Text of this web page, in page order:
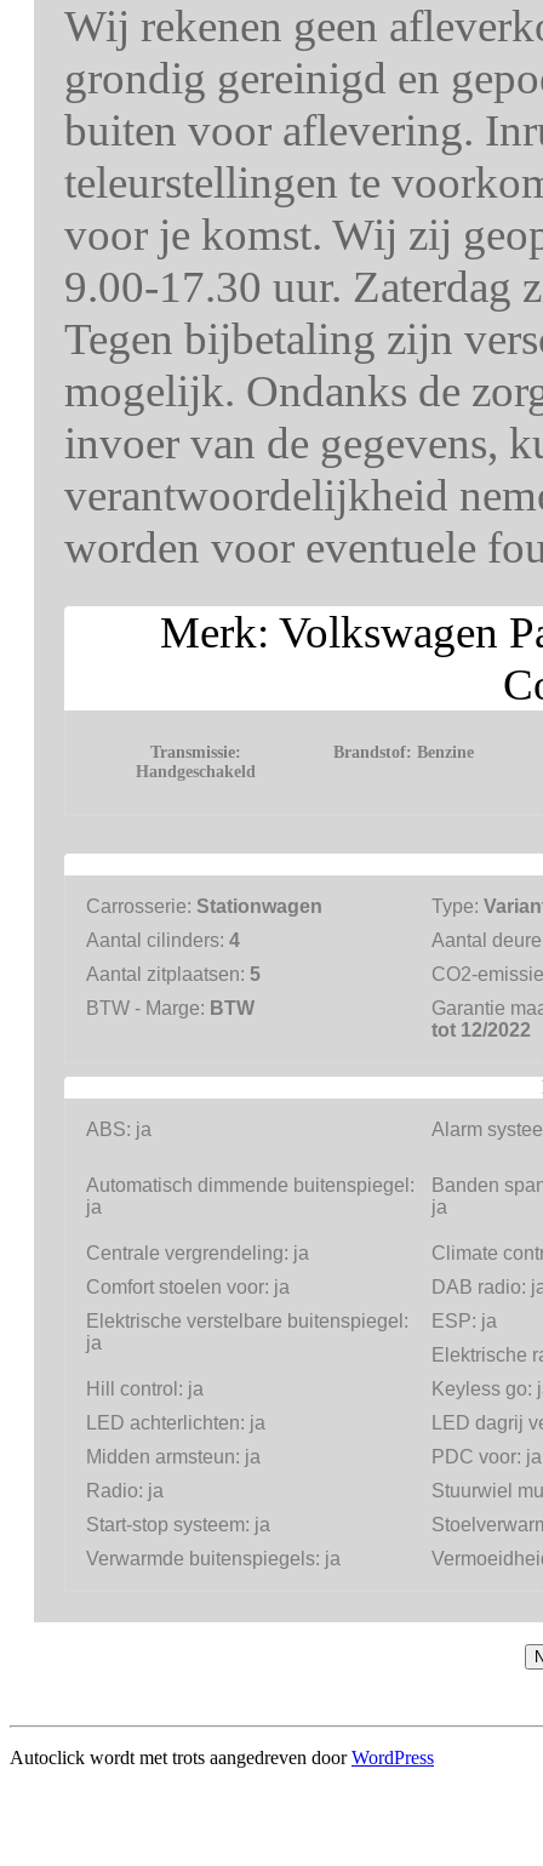
Wij rekenen geen
grondig gereinigd en
buiten voor aflevering.
teleurstellingen te
voor je komst. Wij zij
9.00-17.30 uur. Zaterdag
Tegen bijbetaling zijn
mogelijk. Ondanks de
invoer van de gegevens,
verantwoordelijkheid
worden voor eventuele
Merk: Volkswagen
Transmissie:
Handgeschakeld
Brandstof:Benzine
Carrosserie: Stationwagen Type:
Aantal cilinders: 4
Aantal
Aantal zitplaatsen: 5
CO2-
BTW - Marge: BTW
Garantie
tot 12/2022
ABS: ja Alarm
Automatisch dimmende buitenspiegel:
ja
Banden
ja
Centrale vergrendeling: ja
Climate
Comfort stoelen voor: ja DAB radio:
Elektrische verstelbare buitenspiegel:
ja
ESP: ja
Elektrische
Hill control: ja Keyless go:
LED achterlichten: ja
LED dagrij
Midden armsteun: ja PDC voor: ja
Radio: ja
Stuurwiel
Start-stop systeem: ja
Verwarmde buitenspiegels: ja
Autoclick wordt met trots aangedreven doorWordPress